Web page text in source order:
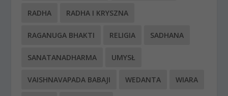
RADHA RADHA I KRYSZNA
RAGANUGA BHAKTI RELIGIA SADHANA
SANATANADHARMA UMYSŁ
VAISHNAVAPADA BABAJI WEDANTA WIARA